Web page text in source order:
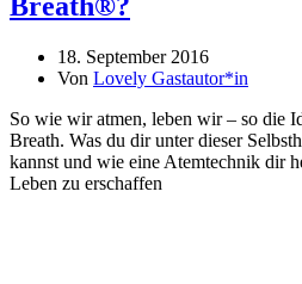
18. September 2016
Von Lovely Gastautor*in
So wie wir atmen, leben wir – so die
Breath. Was du dir unter dieser
kannst und wie eine Atemtechnik dir
Leben zu erschaffen